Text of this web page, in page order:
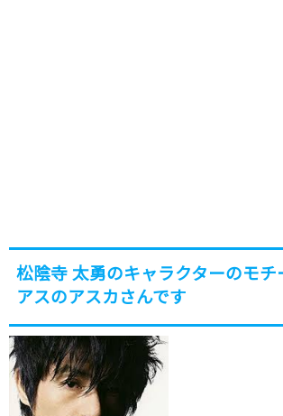
松陰寺 太勇のキャラクターのモチ
アスのアスカさんです